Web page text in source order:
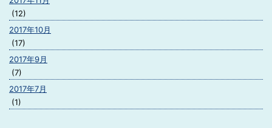
(12)
2017年10月
(17)
2017年9月
(7)
2017年7月
(1)